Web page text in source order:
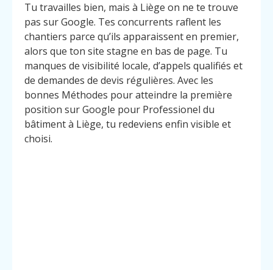
Tu travailles bien, mais à Liège on ne te trouve
pas sur Google. Tes concurrents raflent les
chantiers parce qu’ils apparaissent en premier,
alors que ton site stagne en bas de page. Tu
manques de visibilité locale, d’appels qualifiés et
de demandes de devis régulières. Avec les
bonnes Méthodes pour atteindre la première
position sur Google pour Professionel du
bâtiment à Liège, tu redeviens enfin visible et
choisi.